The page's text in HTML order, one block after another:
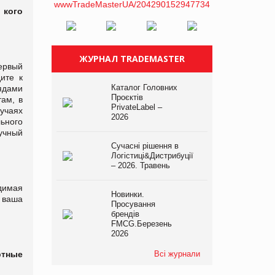
к
в
ваша
ЖУРНАЛ TRADEMASTER
Каталог Головних
Проєктів
PrivateLabel –
2026
Сучасні рішення в
Логістиці&Дистрибуції
– 2026. Травень
Новинки.
Просування
брендів
FMCG.Березень
2026
Всі журнали